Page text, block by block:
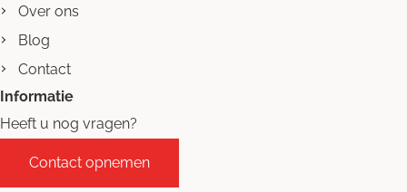
Over ons
Blog
Contact
Informatie
Heeft u nog vragen?
Contact opnemen